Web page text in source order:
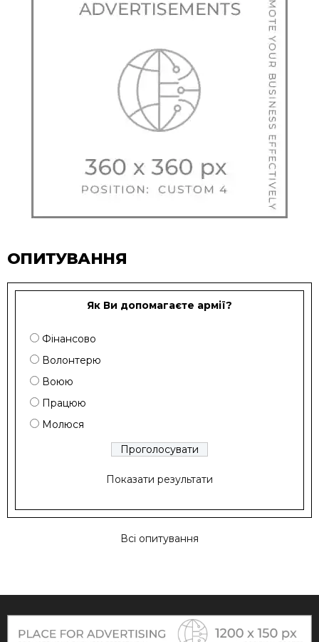
ОПИТУВАННЯ
Як Ви допомагаєте армії?
Фінансово
Волонтерю
Воюю
Працюю
Молюся
Показати результати
Всі опитування